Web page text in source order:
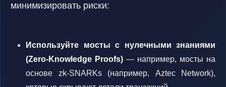
минимизировать риски:
Используйте мосты с нулечными знаниями
(Zero-Knowledge Proofs) — например, мосты на
основе zk-SNARKs (например, Aztec Network),